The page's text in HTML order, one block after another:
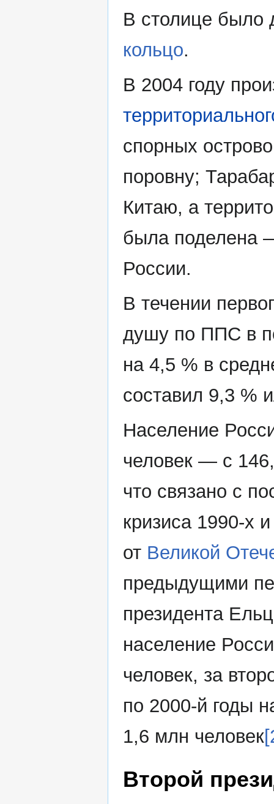
В столице было
кольцо.
В 2004 году
спорных
поровну;
Китаю, а
была поделена
России.
В течении
душу по ППС в
на 4,5 % в
составил 9,3 %
Население
человек — с
что связано с
кризиса 1990-х
от Великой
предыдущими
президента
население
человек, за
по 2000-й годы
1,6 млн человек
Второй